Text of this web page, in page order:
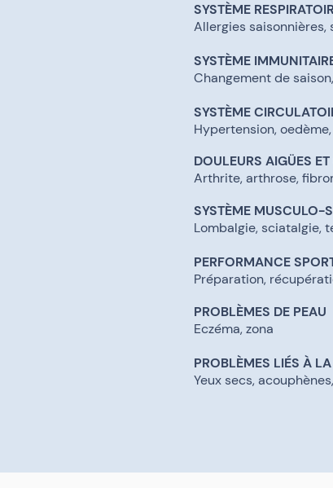
SYSTÈME
Allergies saisonnières,
SYSTÈME
Changement de
SYSTÈME
Hypertension,
DOULEURS AIGÜES
Arthrite, arthrose,
SYSTÈME MUSCULO-
​Lombalgie, sciatalgie,
PERFORMANCE
Préparation,
PROBLÈMES DE PEAU
Eczéma, zona
PROBLÈMES LIÉS À
Yeux secs,